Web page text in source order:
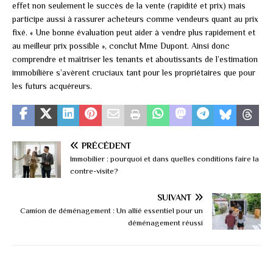
effet non seulement le succès de la vente (rapidité et prix) mais
participe aussi à rassurer acheteurs comme vendeurs quant au prix
fixé. « Une bonne évaluation peut aider à vendre plus rapidement et
au meilleur prix possible », conclut Mme Dupont. Ainsi donc
comprendre et maîtriser les tenants et aboutissants de l’estimation
immobilière s’avèrent cruciaux tant pour les propriétaires que pour
les futurs acquéreurs.
PRÉCÉDENT
Immobilier : pourquoi et dans quelles conditions faire la
contre-visite?
SUIVANT
Camion de déménagement : Un allié essentiel pour un
déménagement réussi